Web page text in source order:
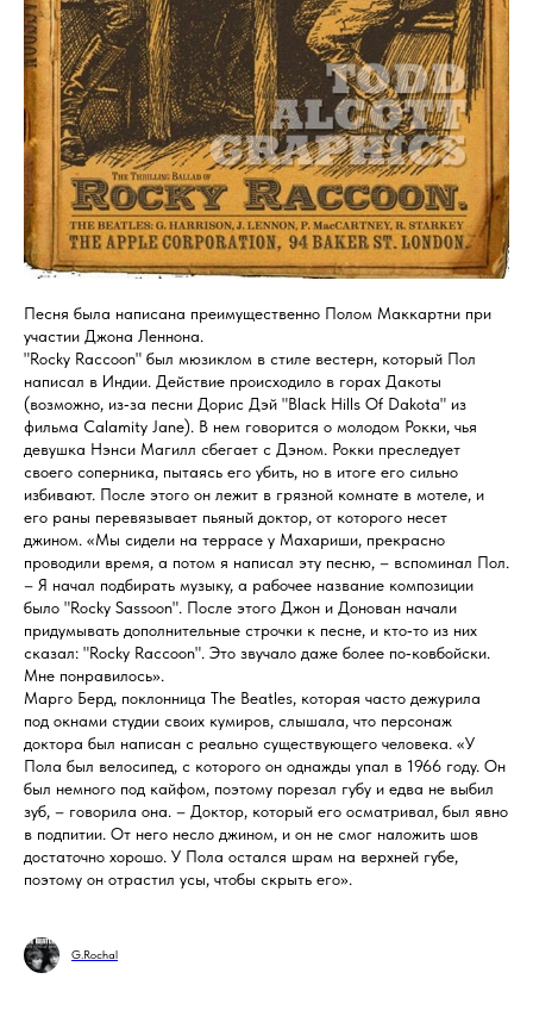
Песня была написана преимущественно Полом Маккартни при
участии Джона Леннона.
"Rocky Raccoon" был мюзиклом в стиле вестерн, который Пол
написал в Индии. Действие происходило в горах Дакоты
(возможно, из‑за песни Дорис Дэй "Black Hills Of Dakota" из
фильма Calamity Jane). В нем говорится о молодом Рокки, чья
девушка Нэнси Магилл сбегает с Дэном. Рокки преследует
своего соперника, пытаясь его убить, но в итоге его сильно
избивают. После этого он лежит в грязной комнате в мотеле, и
его раны перевязывает пьяный доктор, от которого несет
джином. «Мы сидели на террасе у Махариши, прекрасно
проводили время, а потом я написал эту песню, – вспоминал Пол.
– Я начал подбирать музыку, а рабочее название композиции
было "Rocky Sassoon". После этого Джон и Донован начали
придумывать дополнительные строчки к песне, и кто‑то из них
сказал: "Rocky Raccoon". Это звучало даже более по‑ковбойски.
Мне понравилось».
Марго Берд, поклонница The Beatles, которая часто дежурила
под окнами студии своих кумиров, слышала, что персонаж
доктора был написан с реально существующего человека. «У
Пола был велосипед, с которого он однажды упал в 1966 году. Он
был немного под кайфом, поэтому порезал губу и едва не выбил
зуб, – говорила она. – Доктор, который его осматривал, был явно
в подпитии. От него несло джином, и он не смог наложить шов
достаточно хорошо. У Пола остался шрам на верхней губе,
поэтому он отрастил усы, чтобы скрыть его».
G.Rochal